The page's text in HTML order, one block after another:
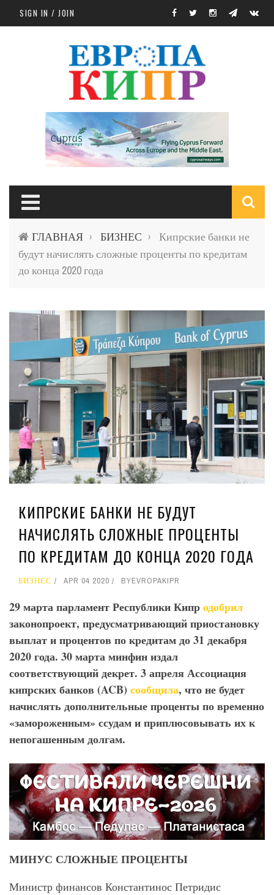
Skip to main content
SIGN IN / JOIN
ГЛАВНАЯ › БИЗНЕС ›
Кипрские банки не
будут начислять сложные проценты по кредитам
до конца 2020 года
КИПРСКИЕ БАНКИ НЕ БУДУТ
НАЧИСЛЯТЬ СЛОЖНЫЕ ПРОЦЕНТЫ
ПО КРЕДИТАМ ДО КОНЦА 2020 ГОДА
БИЗНЕС APR 04 2020 BYEVROPAKIPR
29 марта парламент Республики Кипродобрил
законопроект, предусматривающий приостановку
выплат и процентов по кредитам до 31 декабря
2020 года. 30 марта минфин издал
соответствующий декрет. 3 апреля Ассоциация
кипрских банков (ACB) сообщила, что не будет
начислять дополнительные проценты по временно
«замороженным» ссудам и приплюсовывать их к
непогашенным долгам.
МИНУС СЛОЖНЫЕ ПРОЦЕНТЫ
Министр финансов Константинос Петридис